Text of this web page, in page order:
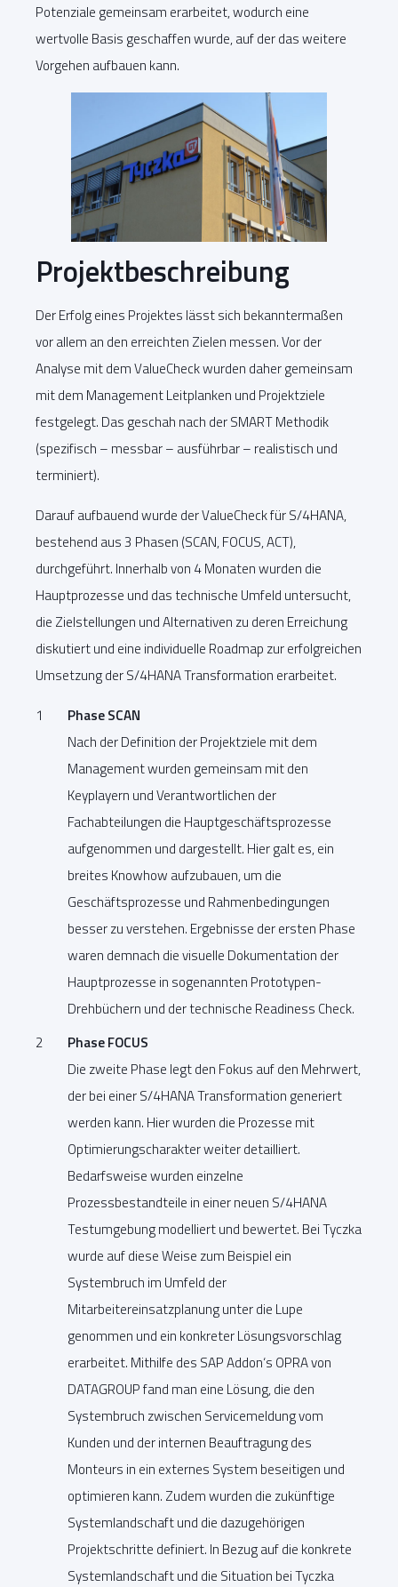
Potenziale gemeinsam erarbeitet, wodurch eine
wertvolle Basis geschaffen wurde, auf der das weitere
Vorgehen aufbauen kann.
Projektbeschreibung
Der Erfolg eines Projektes lässt sich bekanntermaßen
vor allem an den erreichten Zielen messen. Vor der
Analyse mit dem ValueCheck wurden daher gemeinsam
mit dem Management Leitplanken und Projektziele
festgelegt. Das geschah nach der SMART Methodik
(spezifisch – messbar – ausführbar – realistisch und
terminiert).
Darauf aufbauend wurde der ValueCheck für S/4HANA,
bestehend aus 3 Phasen (SCAN, FOCUS, ACT),
durchgeführt. Innerhalb von 4 Monaten wurden die
Hauptprozesse und das technische Umfeld untersucht,
die Zielstellungen und Alternativen zu deren Erreichung
diskutiert und eine individuelle Roadmap zur erfolgreichen
Umsetzung der S/4HANA Transformation erarbeitet.
Phase SCAN
Nach der Definition der Projektziele mit dem
Management wurden gemeinsam mit den
Keyplayern und Verantwortlichen der
Fachabteilungen die Hauptgeschäftsprozesse
aufgenommen und dargestellt. Hier galt es, ein
breites Knowhow aufzubauen, um die
Geschäftsprozesse und Rahmenbedingungen
besser zu verstehen. Ergebnisse der ersten Phase
waren demnach die visuelle Dokumentation der
Hauptprozesse in sogenannten Prototypen-
Drehbüchern und der technische Readiness Check.
Phase FOCUS
Die zweite Phase legt den Fokus auf den Mehrwert,
der bei einer S/4HANA Transformation generiert
werden kann. Hier wurden die Prozesse mit
Optimierungscharakter weiter detailliert.
Bedarfsweise wurden einzelne
Prozessbestandteile in einer neuen S/4HANA
Testumgebung modelliert und bewertet. Bei Tyczka
wurde auf diese Weise zum Beispiel ein
Systembruch im Umfeld der
Mitarbeitereinsatzplanung unter die Lupe
genommen und ein konkreter Lösungsvorschlag
erarbeitet. Mithilfe des SAP Addon‘s OPRA von
DATAGROUP fand man eine Lösung, die den
Systembruch zwischen Servicemeldung vom
Kunden und der internen Beauftragung des
Monteurs in ein externes System beseitigen und
optimieren kann. Zudem wurden die zukünftige
Systemlandschaft und die dazugehörigen
Projektschritte definiert. In Bezug auf die konkrete
Systemlandschaft und die Situation bei Tyczka